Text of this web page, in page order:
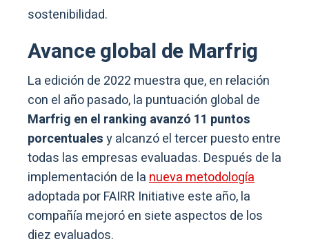
sostenibilidad.
Avance global de Marfrig
La edición de 2022 muestra que, en relación
con el año pasado, la puntuación global de
Marfrig en el ranking avanzó 11 puntos
porcentualesy alcanzó el tercer puesto entre
todas las empresas evaluadas. Después de la
implementación de lanueva metodología
adoptada por FAIRR Initiative este año, la
compañía mejoró en siete aspectos de los
diez evaluados.